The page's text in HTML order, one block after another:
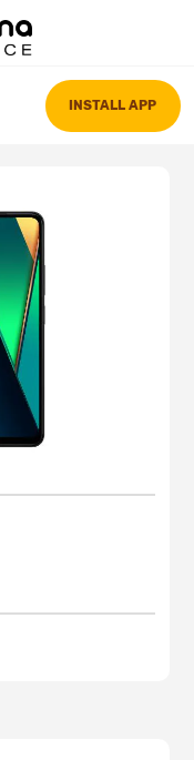
INSTALL APP